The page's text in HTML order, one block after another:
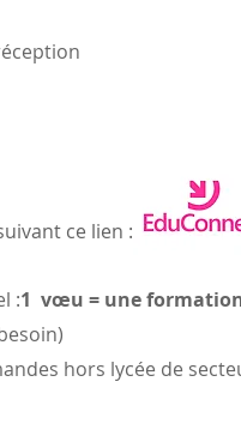
ce lien :
:1 vœu = une
hors lycée de